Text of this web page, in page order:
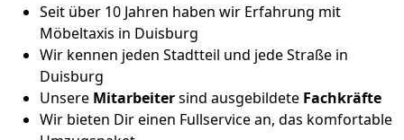
Seit über 10 Jahren haben wir Erfahrung mit
Möbeltaxis in Duisburg
Wir kennen jeden Stadtteil und jede Straße in
Duisburg
Unsere Mitarbeitersind ausgebildete Fachkräfte
Wir bieten Dir einen Fullservice an, das komfortable